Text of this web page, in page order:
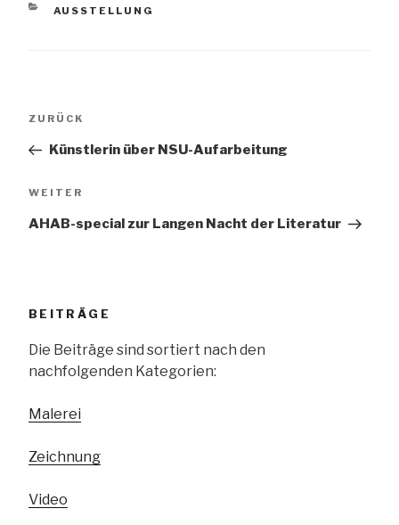
KATEGORIEN
AUSSTELLUNG
Vorheriger
ZURÜCK
Künstlerin über NSU-Aufarbeitung
Nächster
WEITER
AHAB-special zur Langen Nacht der Literatur
BEITRÄGE
Die Beiträge sind sortiert nach den
nachfolgenden Kategorien:
Malerei
Zeichnung
Video